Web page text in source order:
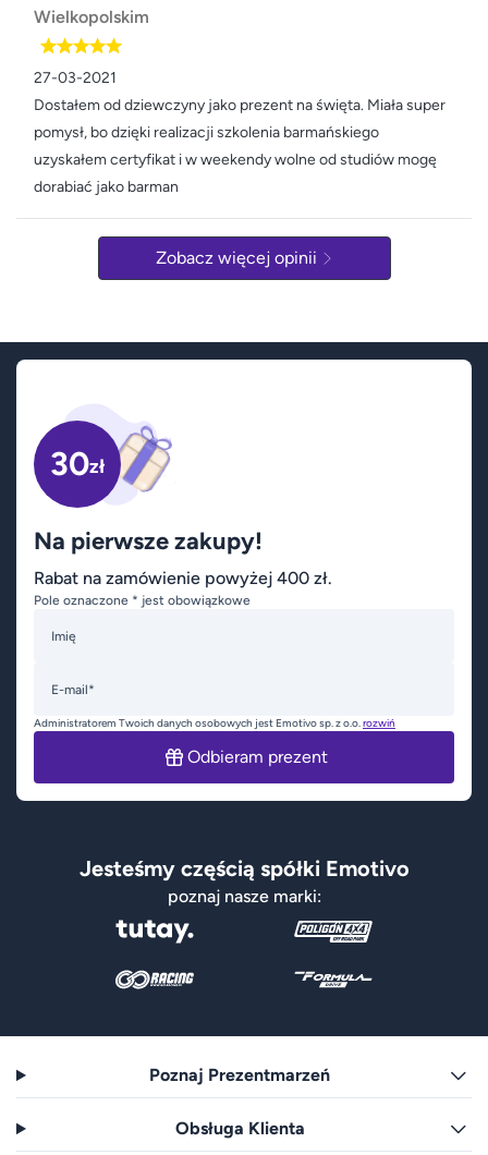
Wielkopolskim
27-03-2021
Dostałem od dziewczyny jako prezent na święta. Miała super
pomysł, bo dzięki realizacji szkolenia barmańskiego
uzyskałem certyfikat i w weekendy wolne od studiów mogę
dorabiać jako barman
Zobacz więcej opinii
30zł
Na pierwsze zakupy!
Rabat na zamówienie powyżej 400 zł.
Pole oznaczone * jest obowiązkowe
Imię
E-mail*
Administratorem Twoich danych osobowych jest Emotivo sp. z o.o.rozwiń
Odbieram prezent
Jesteśmy częścią spółki Emotivo
poznaj nasze marki:
Poznaj Prezentmarzeń
Obsługa Klienta